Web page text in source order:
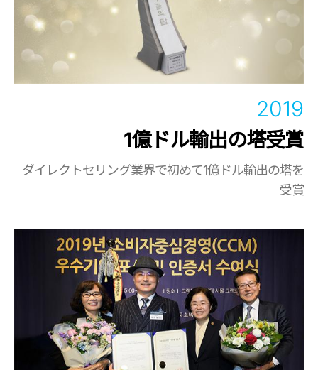
2019
1億ドル輸出の塔受賞
ダイレクトセリング業界で初めて1億ドル輸出の塔を
受賞